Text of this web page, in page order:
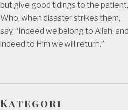
but give good tidings to the patient,
Who, when disaster strikes them,
say, “Indeed we belong to Allah, and
indeed to Him we will return.”
Kategori